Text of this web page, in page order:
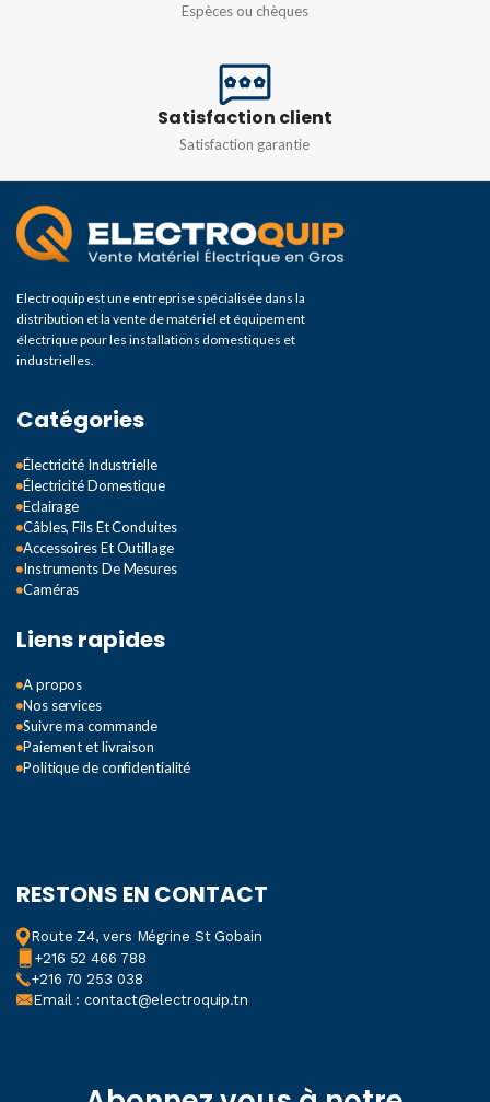
Espèces ou chèques
Satisfaction client
Satisfaction garantie
Electroquip est une entreprise spécialisée dans la
distribution et la vente de matériel et équipement
électrique pour les installations domestiques et
industrielles.
Catégories
Électricité Industrielle
Électricité Domestique
Eclairage
Câbles, Fils Et Conduites
Accessoires Et Outillage
Instruments De Mesures
Caméras
Liens rapides
A propos
Nos services
Suivre ma commande
Paiement et livraison
Politique de confidentialité
RESTONS EN CONTACT
Route Z4, vers Mégrine St Gobain
+216 52 466 788
+216 70 253 038
Email : contact@electroquip.tn